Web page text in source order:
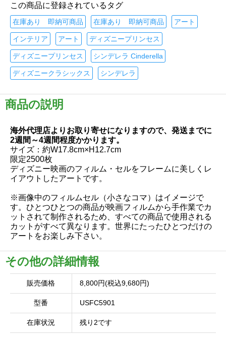
この商品に登録されているタグ
在庫あり 即納可商品 在庫あり 即納可商品 アート
インテリア アート ディズニープリンセス
ディズニープリンセス シンデレラ Cinderella
ディズニークラシックス シンデレラ
商品の説明
海外代理店よりお取り寄せになりますので、発送までに
2週間～4週間程度かかります。
サイズ：約W17.8cm×H12.7cm
限定2500枚
ディズニー映画のフィルム・セルをフレームに美しくレ
イアウトしたアートです。
※画像中のフィルムセル（小さなコマ）はイメージで
す。ひとつひとつの商品が映画フィルムから手作業でカ
ットされて制作されるため、すべての商品で使用される
カットがすべて異なります。世界にたったひとつだけの
アートをお楽しみ下さい。
その他の詳細情報
販売価格 8,800円(税込9,680円)
型番 USFC5901
在庫状況 残り2です